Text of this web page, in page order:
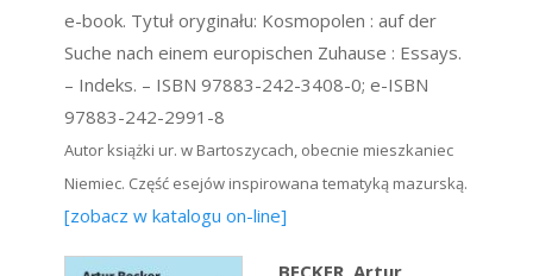
e-book. Tytuł oryginału: Kosmopolen : auf der
Suche nach einem europischen Zuhause : Essays.
– Indeks. – ISBN 97883-242-3408-0; e-ISBN
97883-242-2991-8
Autor książki ur. w Bartoszycach, obecnie mieszkaniec
Niemiec. Część esejów inspirowana tematyką mazurską.
[zobacz w katalogu on-line]
BECKER, Artur